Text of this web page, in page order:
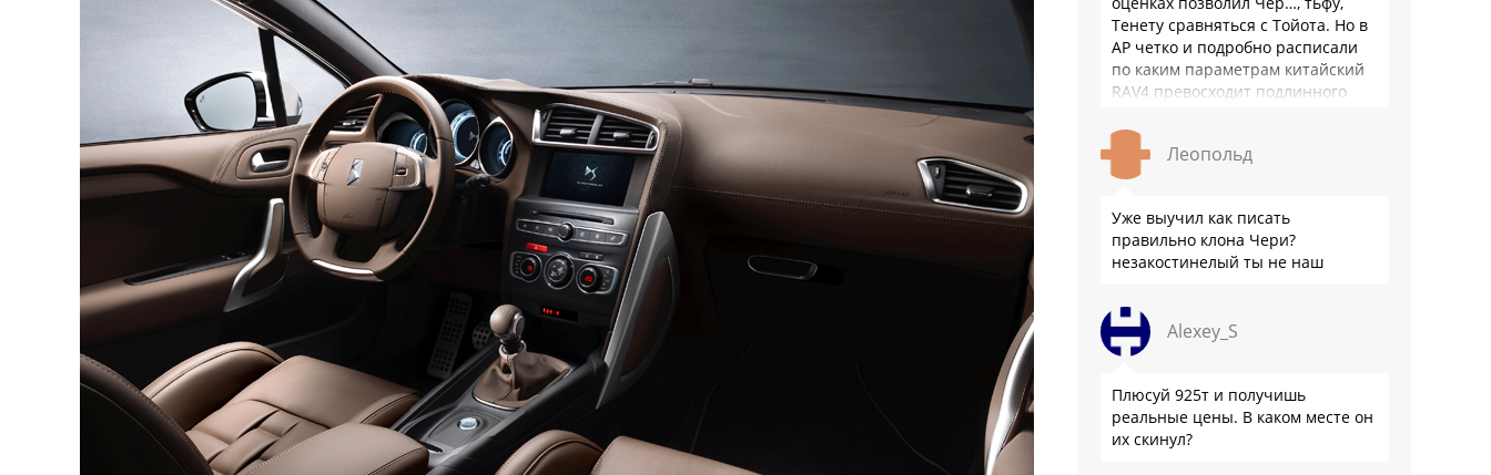
Тенету сравняться с Тойота. Но в
АР четко и подробно расписали
по каким параметрам китайский
RAV4 превосходит подлинного
подвеска едет ровно и приятно …
Леопольд
Уже выучил как писать
правильно клона Чери?
незакостинелый ты не наш
Alexey_S
Плюсуй 925т и получишь
реальные цены. В каком месте он
их скинул?